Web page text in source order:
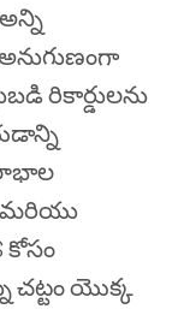
రికార్డులను
లాభాల
మరియు
కోసం
చట్టం యొక్క